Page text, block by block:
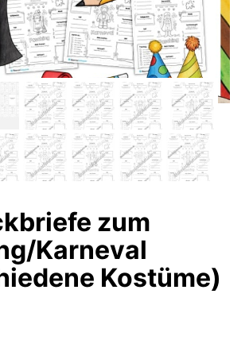
zum
Karneval
Kostüme)